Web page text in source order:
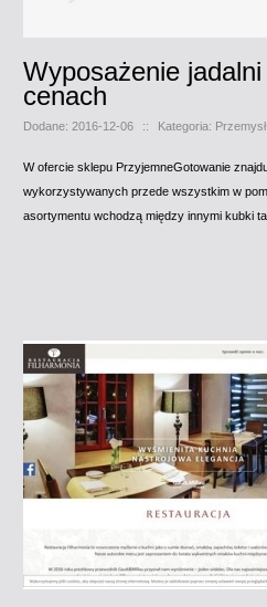
Wyposażenie
cenach
Dodane: 2016-12-06 :: Kategoria:
W ofercie sklepu PrzyjemneGotowanie
wykorzystywanych przede wszystkim w
asortymentu wchodzą między innymi kubki